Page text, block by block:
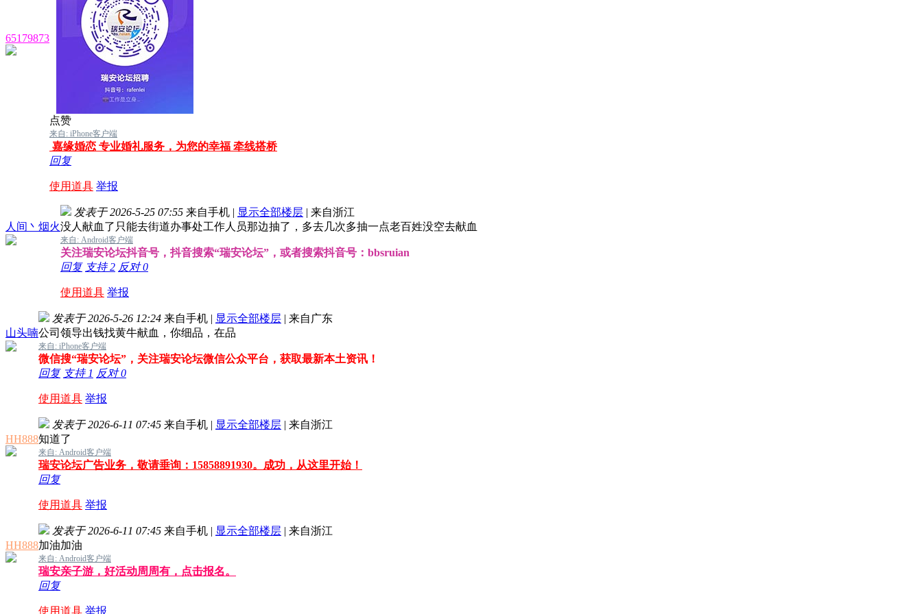
65179873
点赞
来自: iPhone客户端
嘉缘婚恋 专业婚礼服务，为您的幸福 牵线搭桥
回复
使用道具 举报
人间丶烟火
发表于 2026-5-25 07:55 来自手机 | 显示全部楼层 | 来自浙江
没人献血了只能去街道办事处工作人员那边抽了，多去几次多抽一点老百姓没空去献血
来自: Android客户端
关注瑞安论坛抖音号，抖音搜索“瑞安论坛”，或者搜索抖音号：bbsruian
回复 支持2 反对0
使用道具 举报
山头喃
发表于 2026-5-26 12:24 来自手机 | 显示全部楼层 | 来自广东
公司领导出钱找黄牛献血，你细品，在品
来自: iPhone客户端
微信搜“瑞安论坛”，关注瑞安论坛微信公众平台，获取最新本土资讯！
回复 支持 1 反对0
使用道具 举报
HH888
发表于 2026-6-11 07:45 来自手机 | 显示全部楼层 | 来自浙江
知道了
来自: Android客户端
瑞安论坛广告业务，敬请垂询：15858891930。成功，从这里开始！
回复
使用道具 举报
HH888
发表于 2026-6-11 07:45 来自手机 | 显示全部楼层 | 来自浙江
加油加油
来自: Android客户端
瑞安亲子游，好活动周周有，点击报名。
回复
使用道具 举报